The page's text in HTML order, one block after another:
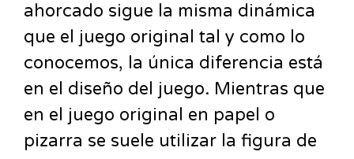
ahorcado sigue la misma dinámica
que el juego original tal y como lo
conocemos, la única diferencia está
en el diseño del juego. Mientras que
en el juego original en papel o
pizarra se suele utilizar la figura de